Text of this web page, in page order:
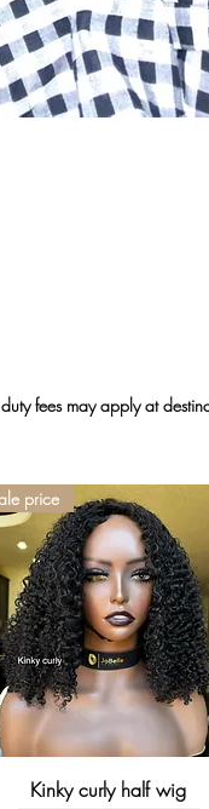
fees may apply at
Aperçu rapide
price
Kinky curly half wig